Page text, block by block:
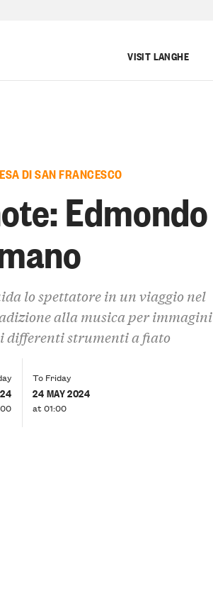
VISIT LANGHE
DI SAN FRANCESCO
Edmondo
lo spettatore in un viaggio nel
alla musica per immagini
differenti strumenti a fiato
To Friday
24 MAY 2024
at 01:00